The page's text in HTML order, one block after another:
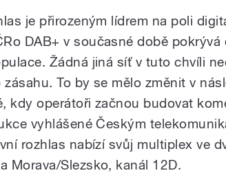
je přirozeným lídrem na poli
DAB+ v současné době pokrývá
Žádná jiná síť v tuto chvíli
To by se mělo změnit v
kdy operátoři začnou budovat
vyhlášené Českým
rozhlas nabízí svůj multiplex ve
Morava/Slezsko, kanál 12D.